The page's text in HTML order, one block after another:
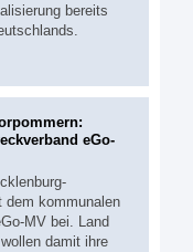
bereits
eGo-
dem kommunalen
MV bei. Land
damit ihre